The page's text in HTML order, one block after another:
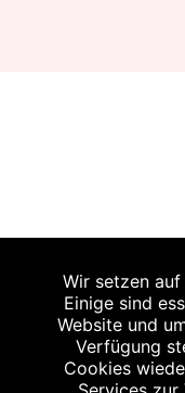
Wir setzen
Einige sind
Website und
Verfügung
Cookies